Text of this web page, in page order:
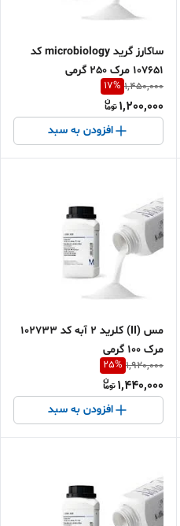
ساکارز گرید microbiology کد
107651 مرک 250 گرمی
1,450,000
17%
1,200,000
افزودن به سبد
مس (II) کلرید 2 آبه کد 102733
مرک 100 گرمی
1,920,000
25%
1,440,000
افزودن به سبد